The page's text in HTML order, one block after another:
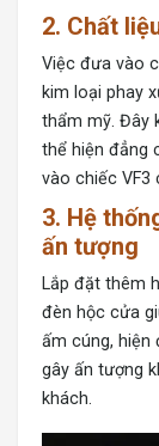
2. Chất
Việc đưa vào
kim loại phay
thẩm mỹ. Đây
thể hiện đẳng
vào chiếc VF3
3. Hệ
ấn tượng
Lắp đặt thêm
đèn hộc cửa
ấm cúng, hiện
gây ấn tượng
khách.